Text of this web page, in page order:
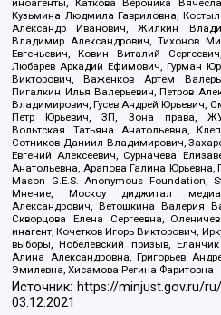
Кузьмина Людмила Гавриловна,
Александр Иванович, Жилкин
Владимир Александрович, Тихонов
Евгеньевич, Ковин Виталий
Любарев Аркадий Ефимович, Гурман
Викторович, Важенков Артем
Пигалкин Илья Валерьевич, Петров
Владимирович, Гусев Андрей Юрьевич,
Петр Юрьевич, ЗП, Зона права,
Вольтская Татьяна Анатольевна,
Сотников Даниил Владимирович,
Евгений Алексеевич, Сурначева
Анатольевна, Арапова Галина
Mason G.E.S. Anonymous Foundation,
Мнение, Москоу диджитал
Александрович, Ветошкина Валерия
Скворцова Елена Сергеевна,
инагент, Кочетков Игорь Викторович,
выборы, Нобелевский призыв,
Алина Александровна, Григорьев
Эмилевна, Хисамова Регина Фаритовна
Источник: https://minjust.gov.ru/
03.12.2021